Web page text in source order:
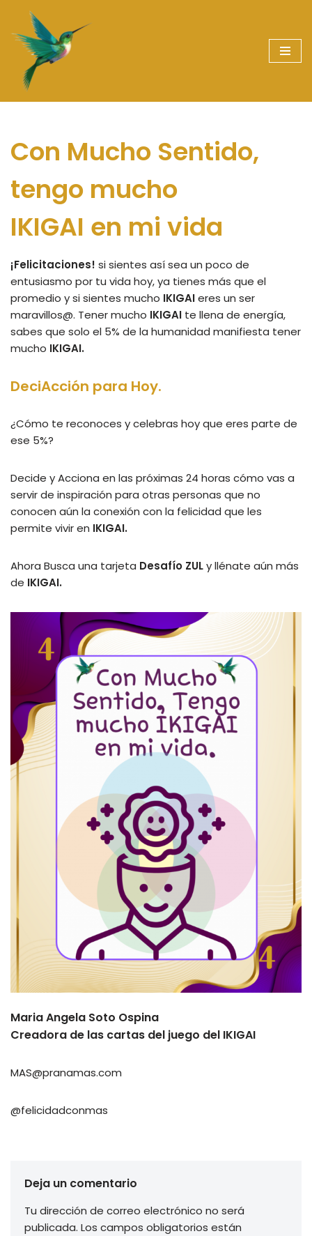
Saltar
contenido
Con Mucho Sentido,
tengo mucho
IKIGAI en mi vida
¡Felicitaciones! si sientes así sea un poco de
entusiasmo por tu vida hoy, ya tienes más que el
promedio y si sientes mucho IKIGAIeres un ser
maravillos@. Tener mucho IKIGAI te llena de energía,
sabes que solo el 5% de la humanidad manifiesta tener
mucho IKIGAI.
DeciAcción para Hoy.
¿Cómo te reconoces y celebras hoy que eres parte de
ese 5%?
Decide y Acciona en las próximas 24 horas cómo vas a
servir de inspiración para otras personas que no
conocen aún la conexión con la felicidad que les
permite vivir en IKIGAI.
Ahora Busca una tarjeta Desafío ZULy llénate aún más
de IKIGAI.
Maria Angela Soto Ospina
Creadora de las cartas del juego del IKIGAI
MAS@pranamas.com
@felicidadconmas
Deja un comentario
Tu dirección de correo electrónico no será
publicada. Los campos obligatorios están